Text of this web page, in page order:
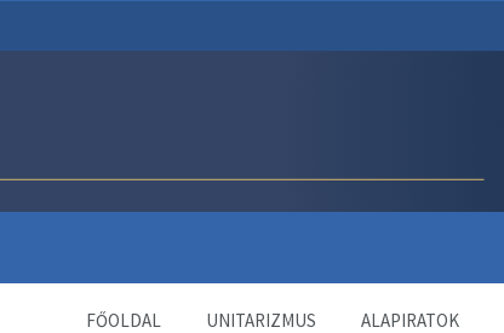
FŐOLDAL UNITARIZMUS ALAPIRATOK